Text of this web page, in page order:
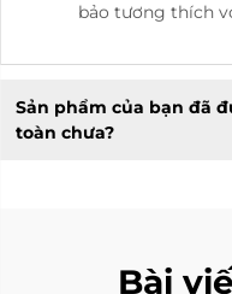
bảo tương thích
Sản phẩm của bạn đã
toàn chưa?
Bài